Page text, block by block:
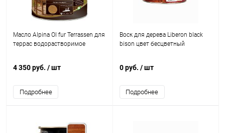
Масло Alpina Ol fur Terrassen для
террас водорастворимое
4 350 руб. / шт
Подробнее
Воск для дерева Liberon black
bison цвет бесцветный
0 руб. / шт
Подробнее